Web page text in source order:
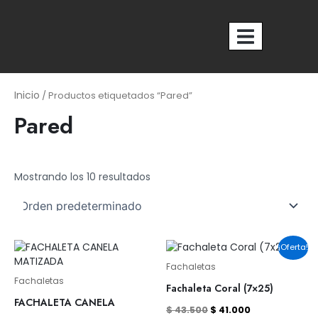
Nosotros
Inicio / Productos etiquetados “Pared”
Pared
Mostrando los 10 resultados
Fachaletas
FACHALETA CANELA
¡Oferta!
Fachaletas
Fachaleta Coral (7×25)
$43.500
El
original
$ 43.500.
$ 41.000
El
precio
$ 41.000.